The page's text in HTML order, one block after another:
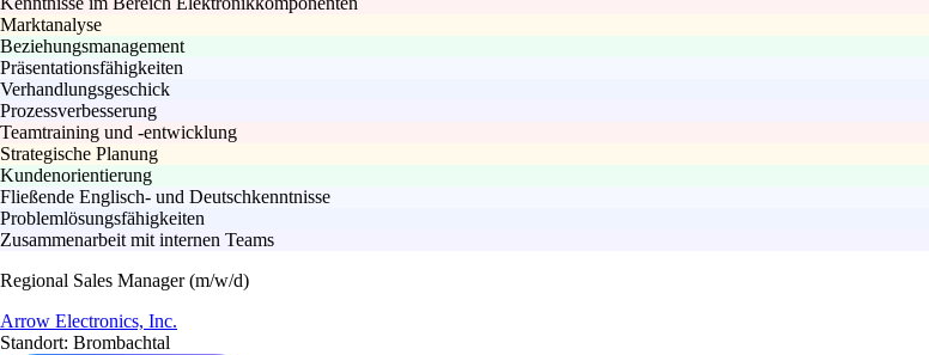
Marktanalyse
Beziehungsmanagement
Präsentationsfähigkeiten
Verhandlungsgeschick
Prozessverbesserung
Teamtraining und -entwicklung
Strategische Planung
Kundenorientierung
Fließende Englisch- und Deutschkenntnisse
Problemlösungsfähigkeiten
Zusammenarbeit mit internen Teams
Regional Sales Manager (m/w/d)
Arrow Electronics, Inc.
Standort: Brombachtal